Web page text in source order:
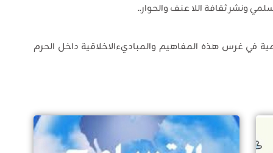
ونشر ثقافة اللا عنف والحوار..
في غرس هذه المفاهيم والمباديءالاخلاقية داخل الحرم